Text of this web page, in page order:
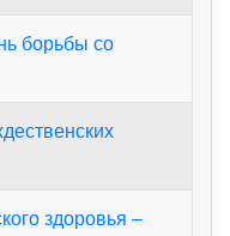
борьбы со
здоровья –